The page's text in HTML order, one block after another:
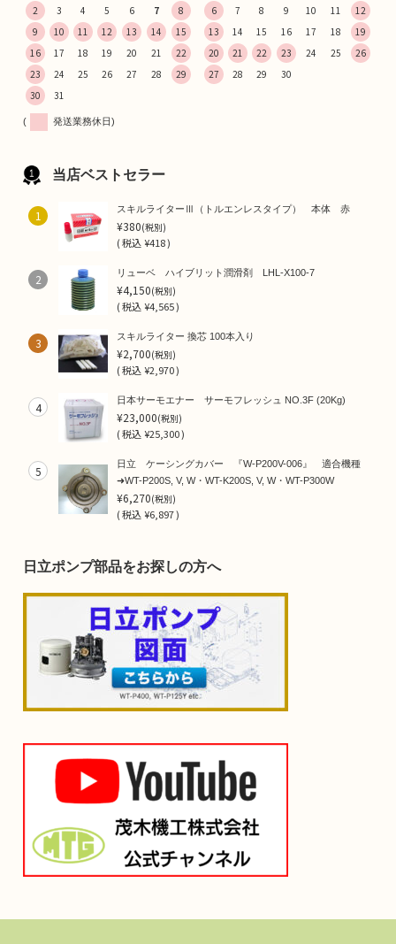
2
3 4 5 6 7
8
9
10 11 12 13 14
15
16
17 18 19 20 21
22
23
24 25 26 27 28
29
30
31
6
7 8 9 10 11
12
13
14 15 16 17 18
19
20
21 22 23 24 25
26
27
28 29 30
( 発送業務休日)
当店ベストセラー
1 スキルライターⅢ（トルエンレスタイプ） 本体 赤
¥380(税別)
(税込¥418 )
2 リューベ ハイブリット潤滑剤 LHL-X100-7
¥4,150(税別)
(税込¥4,565 )
3 スキルライター 換芯 100本入り
¥2,700(税別)
(税込¥2,970 )
4 日本サーモエナー サーモフレッシュ NO.3F (20Kg)
¥23,000(税別)
(税込¥25,300 )
5
日立 ケーシングカバー 『W-P200V-006』 適合機種
➜WT-P200S, V, W・WT-K200S, V, W・WT-P300W
¥6,270(税別)
(税込¥6,897 )
日立ポンプ部品をお探しの方へ